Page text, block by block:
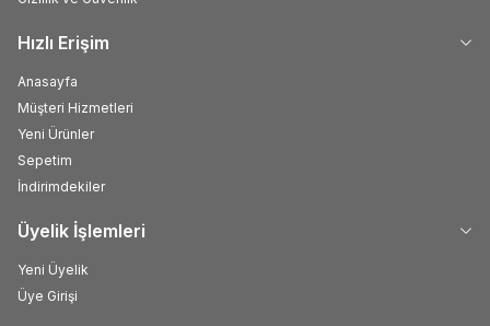
Hızlı Erişim
Anasayfa
Müşteri Hizmetleri
Yeni Ürünler
Sepetim
İndirimdekiler
Üyelik İşlemleri
Yeni Üyelik
Üye Girişi